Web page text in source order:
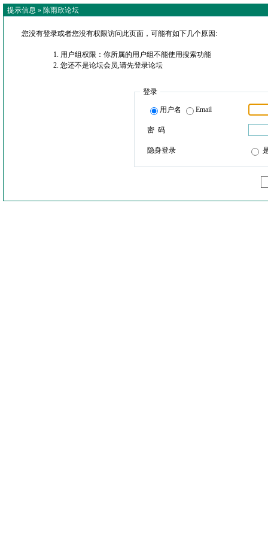
提示信息 » 陈雨欣论坛
您没有登录或者您没有权限访问此页面，可能有如下几个原因:
用户组权限：你所属的用户组不能使用搜索功能
您还不是论坛会员,请先登录论坛
登录
用户名 Email
密 码
隐身登录